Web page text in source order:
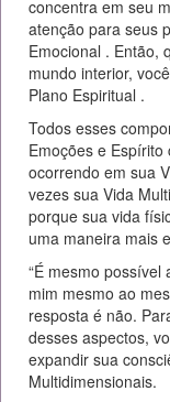
concentra em seu
atenção para seus
Emocional . Então,
mundo interior,
Plano Espiritual .
Todos esses
Emoções e
ocorrendo em sua
vezes sua Vida
porque sua vida
uma maneira mais
“É mesmo
mim mesmo ao
resposta é não.
desses aspectos,
expandir sua
Multidimensionais.